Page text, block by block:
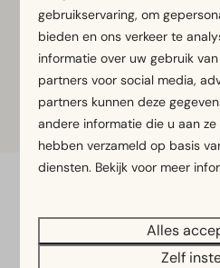
’Steenen Coopmanshuys’.
Edam met een unieke
Meer informatie
gebruikservaring, om
bieden en ons verkeer te
informatie over uw gebruik
partners voor social media,
partners kunnen deze
andere informatie die u aan
hebben verzameld op basis
diensten. Bekijk voor meer
Alles
Zelf